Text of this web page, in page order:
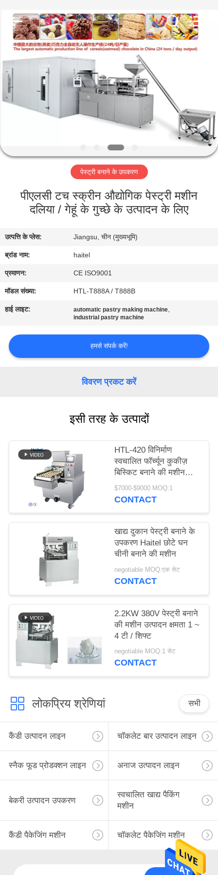
घर
उत्पादों
में
भ्रमण
नियंत्रण
संपर्क
करें
उद्धरण
की
PRIVACY
POLICY
Machinery
Rights
Reserved.
पेस्ट्री बनाने के उपकरण
पीएलसी टच स्क्रीन औद्योगिक पेस्ट्री मशीन
दलिया / गेहूं के गुच्छे के उत्पादन के लिए
उत्पत्ति के प्लेस: Jiangsu, चीन (मुख्यभूमि)
ब्रांड नाम: haitel
प्रमाणन: CE ISO9001
मॉडल संख्या: HTL-T888A / T888B
हाई लाइट: automatic pastry making machine,
industrial pastry machine
हमसे संपर्क करें!
विवरण प्रकट करें
इसी तरह के उत्पादों
HTL-420 विनिर्माण
स्वचालित फॉर्च्यून कुकीज़
बिस्किट बनाने की मशीन
उत्पादन लाइन
$7000-$9000 MOQ:1
CONTACT
खाद्य दुकान पेस्ट्री बनाने के
उपकरण Haitel छोटे घन
चीनी बनाने की मशीन
negotiable MOQ:एक सेट
CONTACT
2.2KW 380V पेस्ट्री बनाने
की मशीन उत्पादन क्षमता 1 ~
4 टी / शिफ्ट
negotiable MOQ:1 सेट
CONTACT
लोकप्रिय श्रेणियां सभी
कैंडी उत्पादन लाइन चॉकलेट बार उत्पादन लाइन
स्नैक फूड प्रोडक्शन लाइन अनाज उत्पादन लाइन
बेकरी उत्पादन उपकरण
स्वचालित खाद्य पैकिंग
मशीन
कैंडी पैकेजिंग मशीन चॉकलेट पैकेजिंग मशीन